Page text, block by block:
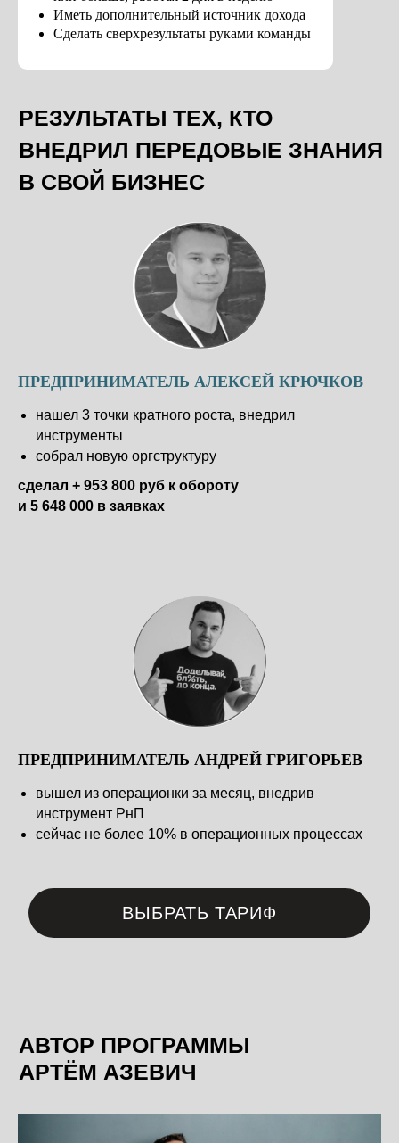
Иметь дополнительный источник дохода
Сделать сверхрезультаты руками команды
ПРЕДПРИНИМАТЕЛЬ АЛЕКСЕЙ КРЮЧКОВ
нашел 3 точки кратного роста, внедрил
инструменты
собрал новую оргструктуру
сделал + 953 800 руб к обороту
и 5 648 000 в заявках
ПРЕДПРИНИМАТЕЛЬ АНДРЕЙ ГРИГОРЬЕВ
вышел из операционки за месяц, внедрив
инструмент РнП
сейчас не более 10% в операционных процессах
ВЫБРАТЬ ТАРИФ
АВТОР ПРОГРАММЫ
АРТЁМ АЗЕВИЧ